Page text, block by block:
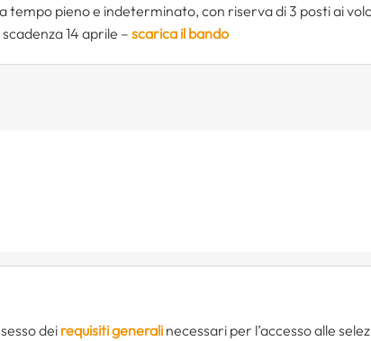
tempo pieno e indeterminato, con riserva di 3 posti ai
14 aprile – scarica il bando
dei requisiti generali necessari per l’accesso alle